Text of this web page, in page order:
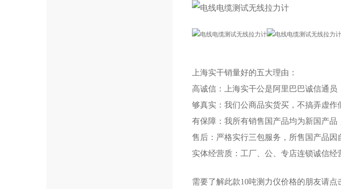
上海实干销量好的五大理由：
高诚信：上海实干公是阿里巴巴诚信通员
够真实：我们公商品实货买，不搞弄虚作
有保障：我所有销售国产品均为新国产品
售后：严格实行三包服务，所售国产品
实体经营质：工厂、公、专店连锁诚信
需要了解此款10吨测力仪价格的朋友请点